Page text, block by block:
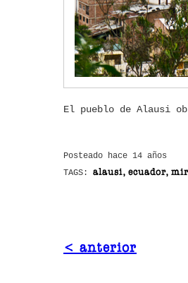
El pueblo de Alausi
Posteado hace 14 años
TAGS: alausi, ecuador,
< anterior